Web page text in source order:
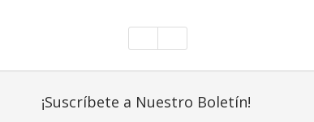
¡Suscríbete a Nuestro Boletín!